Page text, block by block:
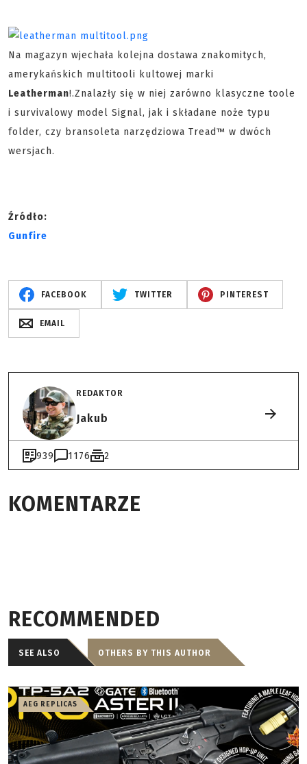
Na magazyn wjechała kolejna dostawa znakomitych,
amerykańskich multitooli kultowej marki
Leatherman!.Znalazły się w niej zarówno klasyczne toole
i survivalowy model Signal, jak i składane noże typu
folder, czy bransoleta narzędziowa Tread™ w dwóch
wersjach.
Źródło:
Gunfire
FACEBOOK TWITTER PINTEREST
EMAIL
REDAKTOR
Jakub
939 1176 2
KOMENTARZE
RECOMMENDED
SEE ALSO OTHERS BY THIS AUTHOR
AEG REPLICAS